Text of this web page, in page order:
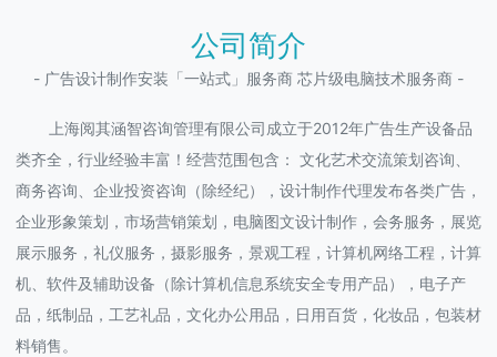
公司简介
- 广告设计制作安装「一站式」服务商 芯片级电脑技术服务商 -
上海阅其涵智咨询管理有限公司成立于2012年广告生产设备品
类齐全，行业经验丰富！经营范围包含： 文化艺术交流策划咨询、
商务咨询、企业投资咨询（除经纪），设计制作代理发布各类广告，
企业形象策划，市场营销策划，电脑图文设计制作，会务服务，展览
展示服务，礼仪服务，摄影服务，景观工程，计算机网络工程，计算
机、软件及辅助设备（除计算机信息系统安全专用产品），电子产
品，纸制品，工艺礼品，文化办公用品，日用百货，化妆品，包装材
料销售。